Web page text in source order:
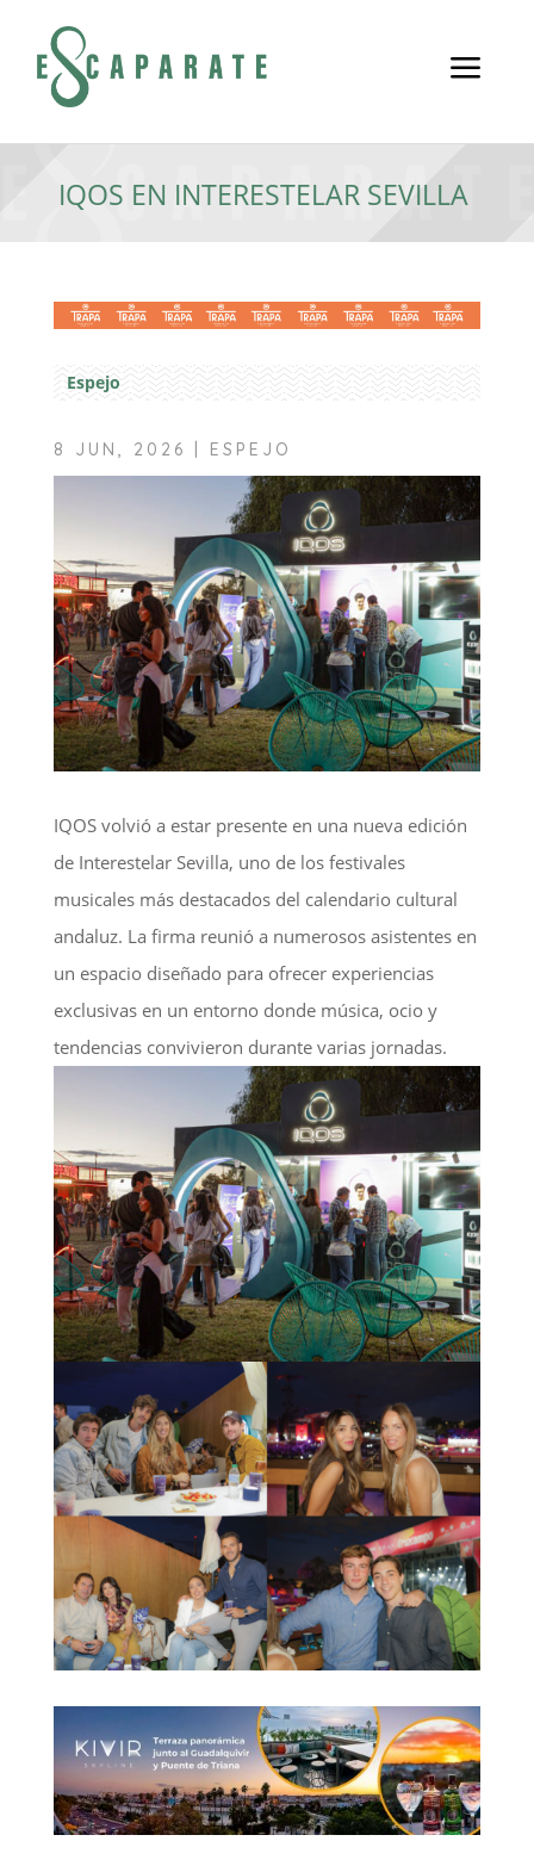
a
IQOS EN INTERESTELAR SEVILLA
Espejo
8 JUN, 2026 ESPEJO
IQOS volvió a estar presente en una nueva edición
de Interestelar Sevilla, uno de los festivales
musicales más destacados del calendario cultural
andaluz. La firma reunió a numerosos asistentes en
un espacio diseñado para ofrecer experiencias
exclusivas en un entorno donde música, ocio y
tendencias convivieron durante varias jornadas.